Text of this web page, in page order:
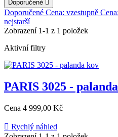
Doporučené 
Doporučené Cena: vzestupně
nejstarší
Zobrazení 1-1 z 1 položek
Aktivní filtry
PARIS 3025 -
Cena 4 999,00 Kč
 Rychlý náhled